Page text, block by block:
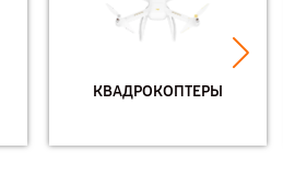
КВАДРОКОПТЕРЫ